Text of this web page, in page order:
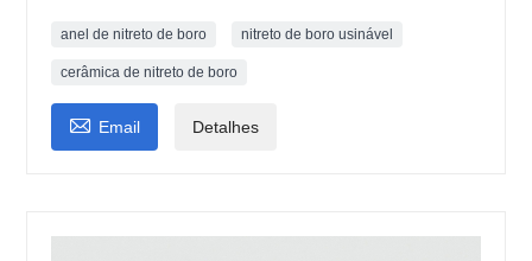
anel de nitreto de boro nitreto de boro usinável
cerâmica de nitreto de boro
 Email Detalhes